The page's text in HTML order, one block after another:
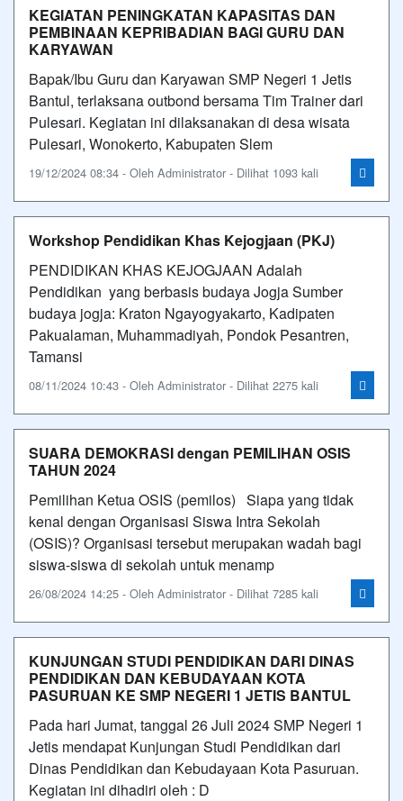
KEGIATAN PENINGKATAN KAPASITAS DAN
PEMBINAAN KEPRIBADIAN BAGI GURU DAN
KARYAWAN
Bapak/Ibu Guru dan Karyawan SMP Negeri 1 Jetis
Bantul, terlaksana outbond bersama Tim Trainer dari
Pulesari. Kegiatan ini dilaksanakan di desa wisata
Pulesari, Wonokerto, Kabupaten Slem
19/12/2024 08:34 - Oleh Administrator - Dilihat 1093 kali
Workshop Pendidikan Khas Kejogjaan (PKJ)
PENDIDIKAN KHAS KEJOGJAAN Adalah
Pendidikan yang berbasis budaya Jogja Sumber
budaya jogja: Kraton Ngayogyakarto, Kadipaten
Pakualaman, Muhammadiyah, Pondok Pesantren,
Tamansi
08/11/2024 10:43 - Oleh Administrator - Dilihat 2275 kali
SUARA DEMOKRASI dengan PEMILIHAN OSIS
TAHUN 2024
Pemilihan Ketua OSIS (pemilos) Siapa yang tidak
kenal dengan Organisasi Siswa Intra Sekolah
(OSIS)? Organisasi tersebut merupakan wadah bagi
siswa-siswa di sekolah untuk menamp
26/08/2024 14:25 - Oleh Administrator - Dilihat 7285 kali
KUNJUNGAN STUDI PENDIDIKAN DARI DINAS
PENDIDIKAN DAN KEBUDAYAAN KOTA
PASURUAN KE SMP NEGERI 1 JETIS BANTUL
Pada hari Jumat, tanggal 26 Juli 2024 SMP Negeri 1
Jetis mendapat Kunjungan Studi Pendidikan dari
Dinas Pendidikan dan Kebudayaan Kota Pasuruan.
Kegiatan ini dihadiri oleh : D